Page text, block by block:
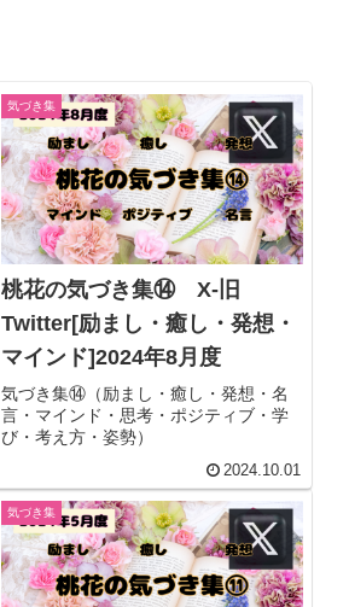
気づき集
桃花の気づき集⑭ X-旧
Twitter[励まし・癒し・発想・
マインド]2024年8月度
気づき集⑭（励まし・癒し・発想・名
言・マインド・思考・ポジティブ・学
び・考え方・姿勢）
2024.10.01
気づき集